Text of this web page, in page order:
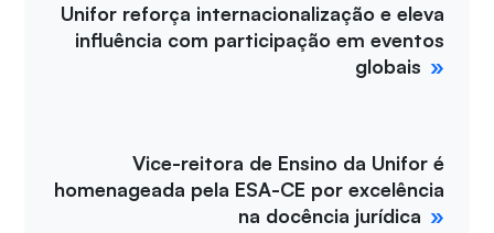
Unifor reforça internacionalização e eleva
influência com participação em eventos
globais
Vice-reitora de Ensino da Unifor é
homenageada pela ESA-CE por excelência
na docência jurídica